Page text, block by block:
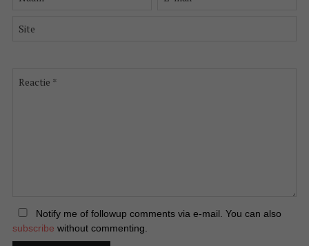
Notify me of followup comments via e-mail. You can also
subscribe without commenting.